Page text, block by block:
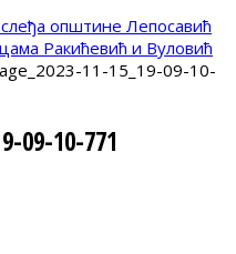
Ракићевић и Вуловић
11-15_19-09-10-
09-10-771